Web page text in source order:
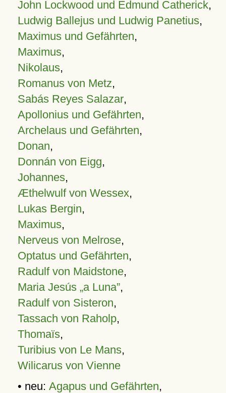
John Lockwood und Edmund Catherick,
Ludwig Ballejus und Ludwig Panetius,
Maximus und Gefährten,
Maximus,
Nikolaus,
Romanus von Metz,
Sabás Reyes Salazar,
Apollonius und Gefährten,
Archelaus und Gefährten,
Donan,
Donnán von Eigg,
Johannes,
Æthelwulf von Wessex,
Lukas Bergin,
Maximus,
Nerveus von Melrose,
Optatus und Gefährten,
Radulf von Maidstone,
Maria Jesús „a Luna”,
Radulf von Sisteron,
Tassach von Raholp,
Thomaïs,
Turibius von Le Mans,
Wilicarus von Vienne
• neu: Agapus und Gefährten,